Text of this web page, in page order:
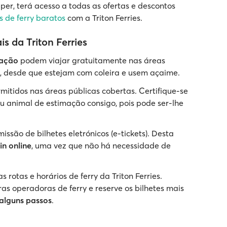
terá acesso a todas as ofertas e descontos
de ferry baratos com a Triton Ferries.
da Triton Ferries
podem viajar gratuitamente nas áreas
que estejam com coleira e usem açaime.
nas áreas públicas cobertas. Certifique-se
animal de estimação consigo, pois pode ser-lhe
de bilhetes eletrónicos (e-tickets). Desta
online, uma vez que não há necessidade de
rotas e horários de ferry da Triton Ferries.
operadoras de ferry e reserve os bilhetes mais
passos.